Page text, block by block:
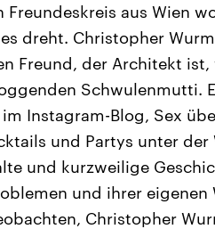
Freundeskreis aus Wien
dreht. Christopher
Freund, der Architekt
Schwulenmutti.
Instagram-Blog, Sex
und Partys unter
und kurzweilige
und ihrer
Christopher